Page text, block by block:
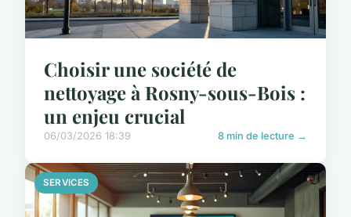
Choisir une société de
nettoyage à Rosny-sous-Bois :
un enjeu crucial
06/03/2026 18:39 8 min de lecture →
SERVICES